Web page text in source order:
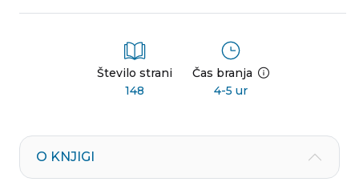
Število strani
148
Čas branja
4-5 ur
O KNJIGI